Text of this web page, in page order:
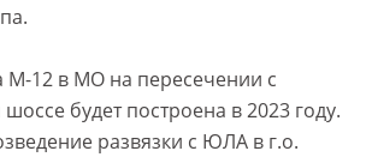
М-12 в МО на пересечении с
будет построена в 2023 году.
развязки с ЮЛА в г.о.